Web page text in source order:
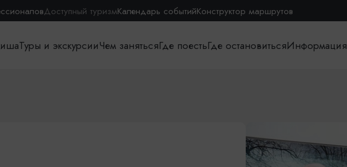
Доступный туризмКалендарь событийКонструктор маршрутов
Туры и экскурсииЧем занятьсяГде поестьГде остановитьсяИнформация